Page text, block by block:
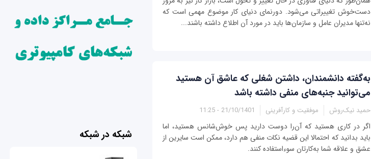
دست‌خوش تغییراتی می‌شود. دورنمای دنیای کار موضوع مهمی است که
نه‌تنها مدیران عامل و سازمان‌ها باید در مورد آن اطلاع داشته باشند...
به‌گفته دانشمندان، داشتن شغلی که عاشق آن هستید
می‌توانید جنبه‌های منفی داشته باشد
حمید نیک‌روش موفقیت و کارآفرینی 21/10/1401 - 11:25
اگر در کاری هستید که آن‌را دوست دارید پس خوش‌شانس هستید، اما
باید بدانید که احتمالا این قضیه نکات منفی هم دارد، ممکن است سایرین از
عشق و علاقه شما به‌کارتان سوءاستفاده کنند.
شبکه در شبکه